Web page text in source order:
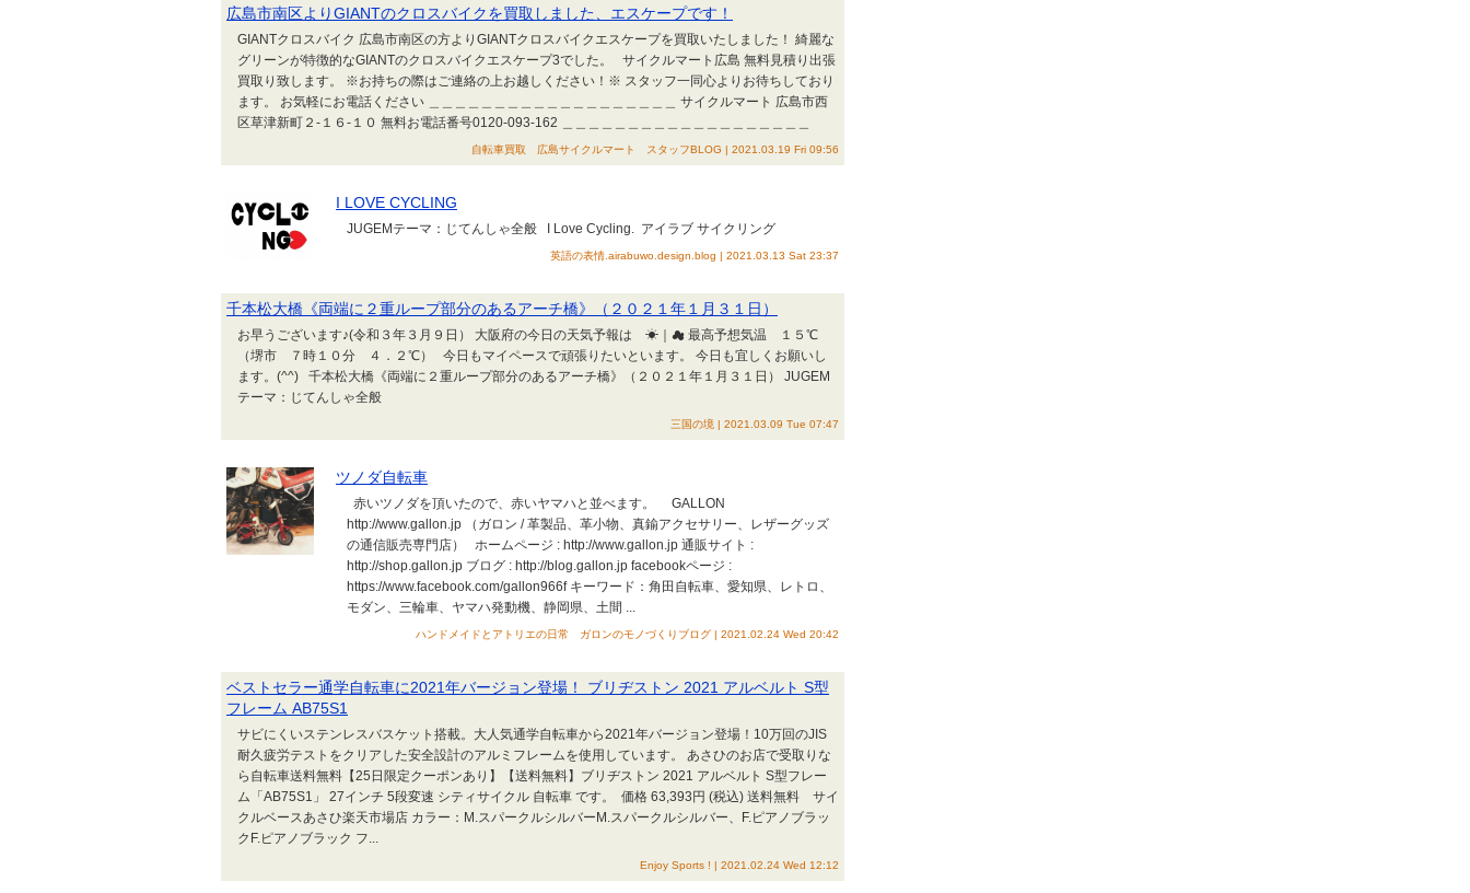
広島市南区よりGIANTのクロスバイクを買取しました、エスケープです！
GIANTクロスバイク 広島市南区の方よりGIANTクロスバイクエスケープを買取いたしました！ 綺麗な
グリーンが特徴的なGIANTのクロスバイクエスケープ3でした。 サイクルマート広島 無料見積り出張
買取り致します。 ※お持ちの際はご連絡の上お越しください！※ スタッフ一同心よりお待ちしており
ます。 お気軽にお電話ください ＿＿＿＿＿＿＿＿＿＿＿＿＿＿＿＿＿＿＿ サイクルマート 広島市西
区草津新町２-１６-１０ 無料お電話番号0120-093-162 ＿＿＿＿＿＿＿＿＿＿＿＿＿＿＿＿＿＿＿
自転車買取 広島サイクルマート スタッフBLOG | 2021.03.19 Fri 09:56
I LOVE CYCLING
JUGEMテーマ：じてんしゃ全般 I Love Cycling. アイラブ サイクリング
英語の表情.airabuwo.design.blog | 2021.03.13 Sat 23:37
千本松大橋《両端に２重ループ部分のあるアーチ橋》（２０２１年１月３１日）
お早うございます♪(令和３年３月９日） 大阪府の今日の天気予報は ☀｜☁ 最高予想気温 １５℃
（堺市 ７時１０分 ４．２℃） 今日もマイペースで頑張りたいといます。 今日も宜しくお願いし
ます。(^^) 千本松大橋《両端に２重ループ部分のあるアーチ橋》（２０２１年１月３１日） JUGEM
テーマ：じてんしゃ全般
三国の境 | 2021.03.09 Tue 07:47
ツノダ自転車
赤いツノダを頂いたので、赤いヤマハと並べます。 GALLON
http://www.gallon.jp （ガロン / 革製品、革小物、真鍮アクセサリー、レザーグッズ
の通信販売専門店） ホームページ : http://www.gallon.jp 通販サイト :
http://shop.gallon.jp ブログ : http://blog.gallon.jp facebookページ :
https://www.facebook.com/gallon966f キーワード：角田自転車、愛知県、レトロ、
モダン、三輪車、ヤマハ発動機、静岡県、土間 ...
ハンドメイドとアトリエの日常 ガロンのモノづくりブログ | 2021.02.24 Wed 20:42
ベストセラー通学自転車に2021年バージョン登場！ ブリヂストン 2021 アルベルト S型
フレーム AB75S1
サビにくいステンレスバスケット搭載。大人気通学自転車から2021年バージョン登場！10万回のJIS
耐久疲労テストをクリアした安全設計のアルミフレームを使用しています。 あさひのお店で受取りな
ら自転車送料無料【25日限定クーポンあり】【送料無料】ブリヂストン 2021 アルベルト S型フレー
ム「AB75S1」 27インチ 5段変速 シティサイクル 自転車 です。 価格 63,393円 (税込) 送料無料 サイ
クルベースあさひ楽天市場店 カラー：M.スパークルシルバーM.スパークルシルバー、F.ピアノブラッ
クF.ピアノブラック フ...
Enjoy Sports ! | 2021.02.24 Wed 12:12